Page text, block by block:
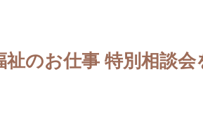
のお仕事 特別相談会